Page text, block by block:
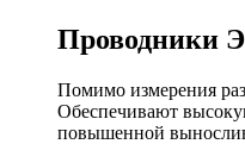
Проводники
Помимо измерения
Обеспечивают
повышенной